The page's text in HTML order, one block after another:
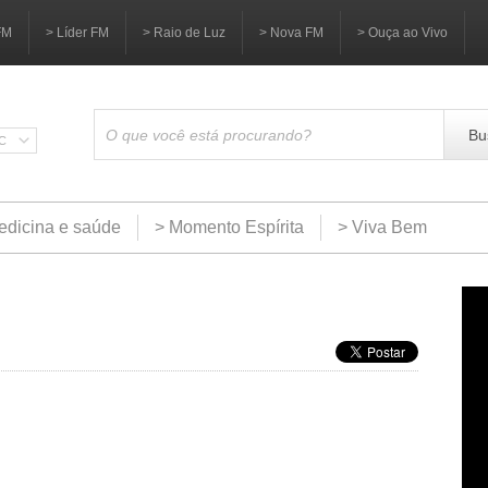
> Líder FM > Raio de Luz > Nova FM > Ouça ao Vivo
e saúde > Momento Espírita > Viva Bem